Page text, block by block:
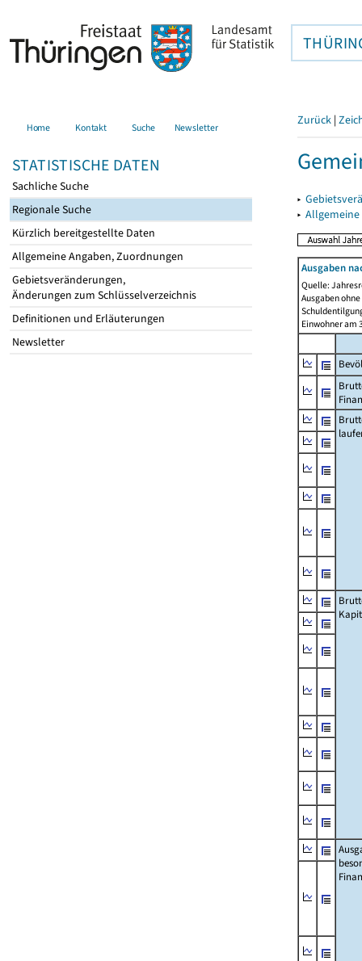
Home Kontakt Suche Newsletter
STATISTISCHE DATEN
Sachliche Suche
Regionale Suche
Kürzlich bereitgestellte Daten
Allgemeine Angaben, Zuordnungen
Gebietsveränderungen,
Änderungen zum Schlüsselverzeichnis
Definitionen und Erläuterungen
Newsletter
Zurück |
▸
▸
Ausgaben
Quelle:
Ausgaben
Einwohner am